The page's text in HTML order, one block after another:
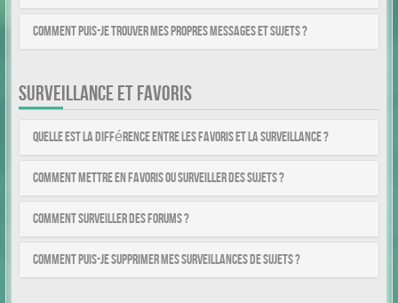
Comment puis-je trouver mes propres messages et sujets ?
SURVEILLANCE ET FAVORIS
Quelle est la différence entre les favoris et la surveillance ?
Comment mettre en favoris ou surveiller des sujets ?
Comment surveiller des forums ?
Comment puis-je supprimer mes surveillances de sujets ?